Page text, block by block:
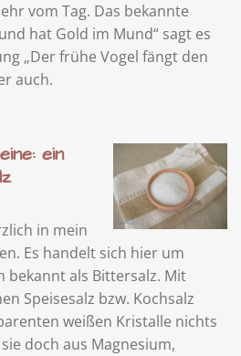
vom Tag. Das bekannte
hat Gold im Mund“ sagt es
„Der frühe Vogel fängt den
auch.
ein
in mein
Es handelt sich hier um
bekannt als Bittersalz. Mit
Speisesalz bzw. Kochsalz
weißen Kristalle nichts
doch aus Magnesium,